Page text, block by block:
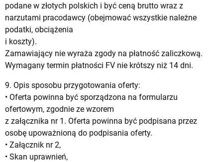
podane w złotych polskich i być ceną brutto wraz z
narzutami pracodawcy (obejmować wszystkie należne
podatki, obciążenia
i koszty).
Zamawiający nie wyraża zgody na płatność zaliczkową.
Wymagany termin płatności FV nie krótszy niż 14 dni.
9. Opis sposobu przygotowania oferty:
• Oferta powinna być sporządzona na formularzu
ofertowym, zgodnie ze wzorem
z załącznika nr 1. Oferta powinna być podpisana przez
osobę upoważnioną do podpisania oferty.
• Załącznik nr 2,
• Skan uprawnień,